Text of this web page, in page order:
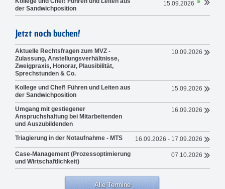
der Sandwichposition
15.09.2026
Jetzt noch buchen!
Aktuelle Rechtsfragen zum MVZ -
Zulassung, Anstellungsverhältnisse,
Zweigpraxis, Honorar, Plausibilität,
Sprechstunden & Co.
10.09.2026
Kollege und Chef! Führen und Leiten aus
der Sandwichposition
15.09.2026
Umgang mit gestiegener
Anspruchshaltung bei Mitarbeitenden
und Auszubildenden
16.09.2026
Triagierung in der Notaufnahme - MTS 16.09.2026 - 17.09.2026
Case-Management (Prozessoptimierung
und Wirtschaftlichkeit)
07.10.2026
Alle Termine